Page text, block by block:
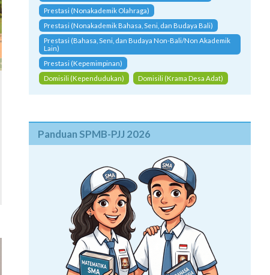
Prestasi (Nonakademik Olahraga)
Prestasi (Nonakademik Bahasa, Seni, dan Budaya Bali)
Prestasi (Bahasa, Seni, dan Budaya Non-Bali/Non Akademik
Lain)
Prestasi (Kepemimpinan)
Domisili (Kependudukan)
Domisili (Krama Desa Adat)
Panduan SPMB-PJJ 2026